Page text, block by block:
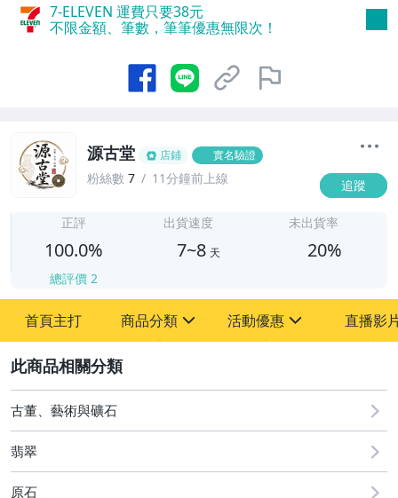
7-ELEVEN 運費只要38元
不限金額、筆數，筆筆優惠無限次！
源古堂 店鋪 實名驗證
粉絲數 7 11分鐘前上線 追蹤
正評
100.0%
總評價 2
出貨速度
7~8 天
未出貨率
20%
首頁主打 商品分類
其它
活動優惠
[全店] 周年慶
[全店] 粉絲專享
直播影
古董、藝術與礦石
翡翠
原石